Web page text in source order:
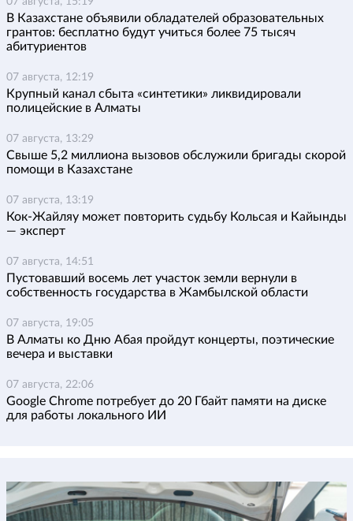
В Казахстане объявили обладателей образовательных
грантов: бесплатно будут учиться более 75 тысяч
абитуриентов
07 августа, 12:19
Крупный канал сбыта «синтетики» ликвидировали
полицейские в Алматы
07 августа, 13:29
Свыше 5,2 миллиона вызовов обслужили бригады скорой
помощи в Казахстане
07 августа, 13:19
Кок-Жайляу может повторить судьбу Кольсая и Кайынды
— эксперт
07 августа, 14:51
Пустовавший восемь лет участок земли вернули в
собственность государства в Жамбылской области
07 августа, 19:05
В Алматы ко Дню Абая пройдут концерты, поэтические
вечера и выставки
07 августа, 22:06
Google Chrome потребует до 20 Гбайт памяти на диске
для работы локального ИИ